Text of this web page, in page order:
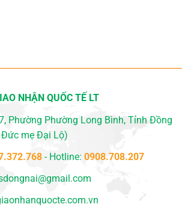
NHẬN QUỐC TẾ LT
Phường Phường Long Bình, Tỉnh Đồng
mẹ Đại Lộ)
- Hotline: 0908.708.207